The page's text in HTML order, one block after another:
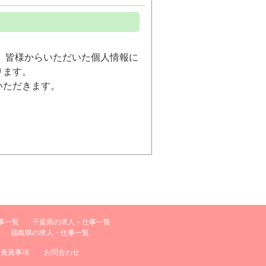
様からいただいた個人情報に
す。
だきます。
ル上の求職・求人のための検
一覧
千葉県の求人・仕事一覧
福島県の求人・仕事一覧
免責事項 お問合わせ